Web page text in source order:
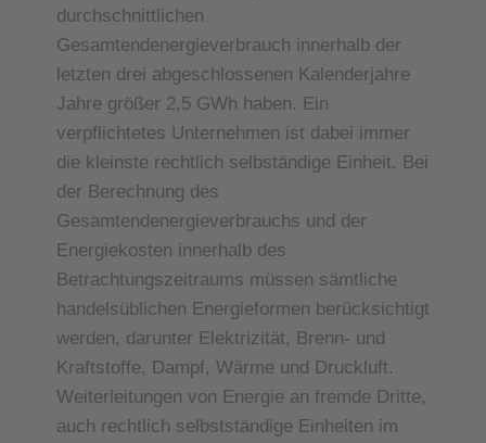
durchschnittlichen
Gesamtendenergieverbrauch innerhalb der
letzten drei abgeschlossenen Kalenderjahre
Jahre größer 2,5 GWh haben. Ein
verpflichtetes Unternehmen ist dabei immer
die kleinste rechtlich selbständige Einheit. Bei
der Berechnung des
Gesamtendenergieverbrauchs und der
Energiekosten innerhalb des
Betrachtungszeitraums müssen sämtliche
handelsüblichen Energieformen berücksichtigt
werden, darunter Elektrizität, Brenn- und
Kraftstoffe, Dampf, Wärme und Druckluft.
Weiterleitungen von Energie an fremde Dritte,
auch rechtlich selbstständige Einheiten im